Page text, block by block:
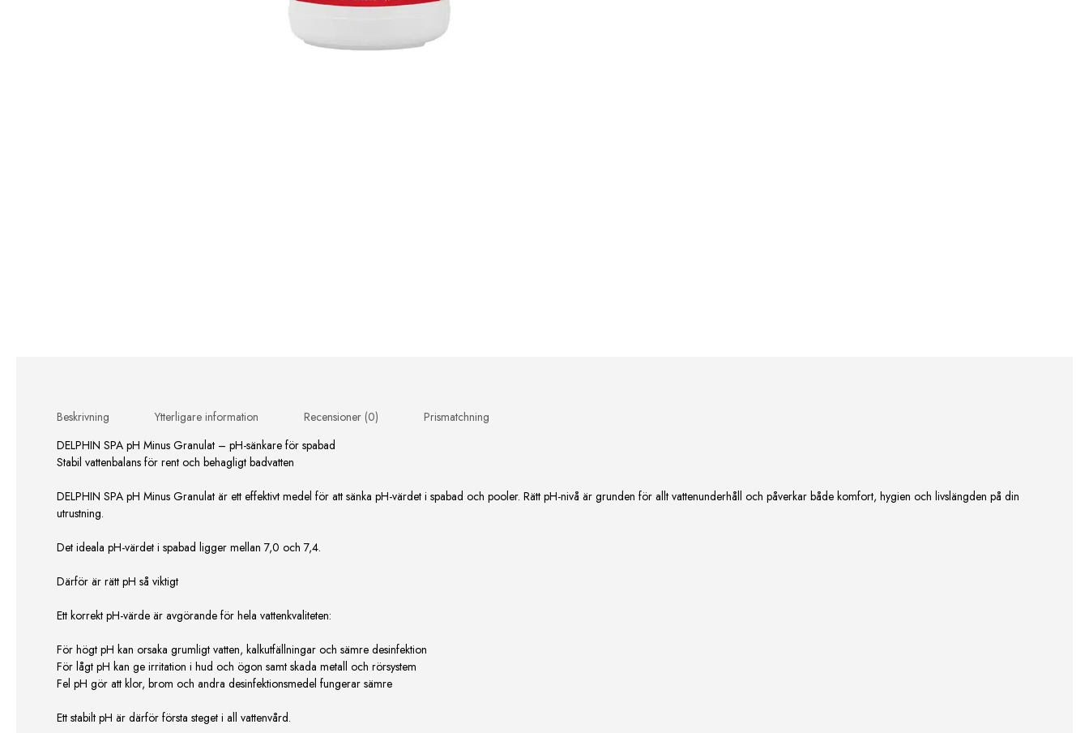
Beskrivning Ytterligare information Recensioner (0)
Prismatchning
DELPHIN SPA pH Minus Granulat – pH-sänkare för spabad
Stabil vattenbalans för rent och behagligt badvatten
DELPHIN SPA pH Minus Granulat är ett effektivt medel för att sänka pH-värdet i spabad och pooler. Rätt pH-nivå är grunden för allt vattenunderhåll och påverkar både komfort, hygien och livslängden på din
utrustning.
Det ideala pH-värdet i spabad ligger mellan 7,0 och 7,4.
Därför är rätt pH så viktigt
Ett korrekt pH-värde är avgörande för hela vattenkvaliteten:
För högt pH kan orsaka grumligt vatten, kalkutfällningar och sämre desinfektion
För lågt pH kan ge irritation i hud och ögon samt skada metall och rörsystem
Fel pH gör att klor, brom och andra desinfektionsmedel fungerar sämre
Ett stabilt pH är därför första steget i all vattenvård.